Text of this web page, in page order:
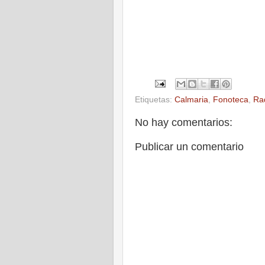
Etiquetas: Calmaria Fonoteca
No hay comentarios:
Publicar un comentario